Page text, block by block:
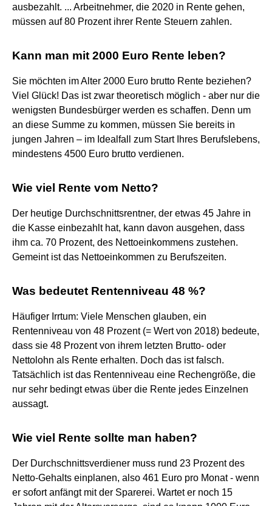
ausbezahlt. ... Arbeitnehmer, die 2020 in Rente gehen,
müssen auf 80 Prozent ihrer Rente Steuern zahlen.
Kann man mit 2000 Euro Rente leben?
Sie möchten im Alter 2000 Euro brutto Rente beziehen?
Viel Glück! Das ist zwar theoretisch möglich - aber nur die
wenigsten Bundesbürger werden es schaffen. Denn um
an diese Summe zu kommen, müssen Sie bereits in
jungen Jahren – im Idealfall zum Start Ihres Berufslebens,
mindestens 4500 Euro brutto verdienen.
Wie viel Rente vom Netto?
Der heutige Durchschnittsrentner, der etwas 45 Jahre in
die Kasse einbezahlt hat, kann davon ausgehen, dass
ihm ca. 70 Prozent, des Nettoeinkommens zustehen.
Gemeint ist das Nettoeinkommen zu Berufszeiten.
Was bedeutet Rentenniveau 48 %?
Häufiger Irrtum: Viele Menschen glauben, ein
Rentenniveau von 48 Prozent (= Wert von 2018) bedeute,
dass sie 48 Prozent von ihrem letzten Brutto- oder
Nettolohn als Rente erhalten. Doch das ist falsch.
Tatsächlich ist das Rentenniveau eine Rechengröße, die
nur sehr bedingt etwas über die Rente jedes Einzelnen
aussagt.
Wie viel Rente sollte man haben?
Der Durchschnittsverdiener muss rund 23 Prozent des
Netto-Gehalts einplanen, also 461 Euro pro Monat - wenn
er sofort anfängt mit der Sparerei. Wartet er noch 15